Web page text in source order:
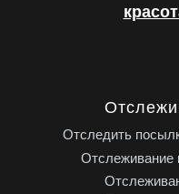
Отследить
Отслеживание